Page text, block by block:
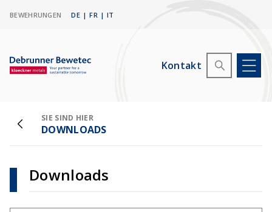
BEWEHRUNGEN IT
|
FR
|
DE
Kontakt
SIE SIND HIER
DOWNLOADS
Downloads